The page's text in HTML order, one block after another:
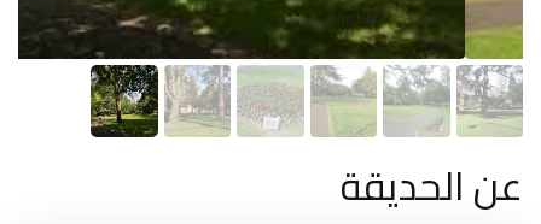
عن الحديقة